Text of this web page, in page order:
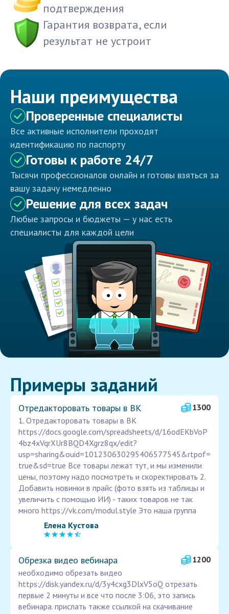
подтверждения
Гарантия возврата, если
результат не устроит
Наши преимущества
Проверенные специалисты
Все активные исполнители проходят
идентификацию по паспорту
Готовы к работе 24/7
Тысячи профессионалов онлайн и готовы взяться за
вашу задачу немедленно
Решение для всех задач
Любые запросы и бюджеты — у нас есть
специалисты для каждой цели
Примеры заданий
Отредакторовать товары в ВК
1300
1. Отредакторовать товары в ВК
https://docs.google.com/spreadsheets/d/16odEKbVoP
4bz4xVqrXUr8BQD4Xgrz8qx/edit?
usp=sharing&ouid=101230630295406577545&rtpof=
true&sd=true Все товары лежат тут, и мы изменили
цены, поэтому надо посмотреть и скоректировать 2.
Добавить новинки в прайс (фото взять из таблицы и
увеличить с помощью ИИ) - таких товаров не так
много https://vk.com/modul.style Это наша группа
Елена Кустова
Обрезка видео вебинара
1200
необходимо обрезать видео
https://disk.yandex.ru/d/3y4cxg3DlxV5oQ отрезать
первые 2 минуты и все что после 3:06, это запись
вебинара. прислать также ссылкой на скачивание